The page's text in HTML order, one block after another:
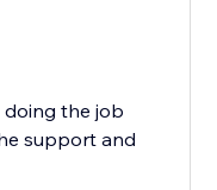
the job
support and